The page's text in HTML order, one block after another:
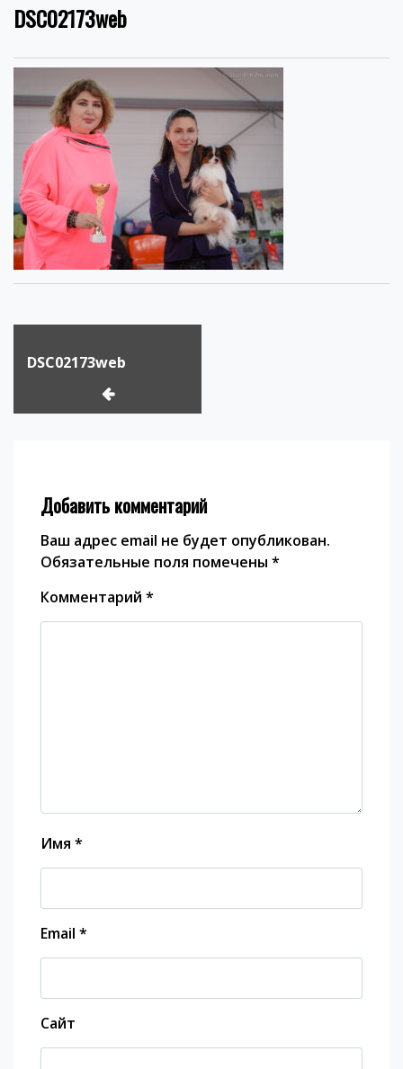
DSC02173web
поDSC02173web
Добавить комментарий
Ваш адрес email не будет опубликован.
Обязательные поля помечены *
Комментарий *
Имя *
Email *
Сайт